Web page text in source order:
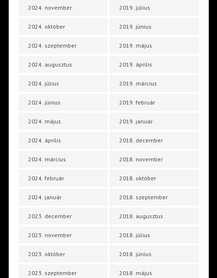
2024. november
2024. október
2024. szeptember
2024. augusztus
2024. július
2024. június
2024. május
2024. április
2024. március
2024. február
2024. január
2023. december
2023. november
2023. október
2023. szeptember
2019. július
2019. június
2019. május
2019. április
2019. március
2019. február
2019. január
2018. december
2018. november
2018. október
2018. szeptember
2018. augusztus
2018. július
2018. június
2018. május